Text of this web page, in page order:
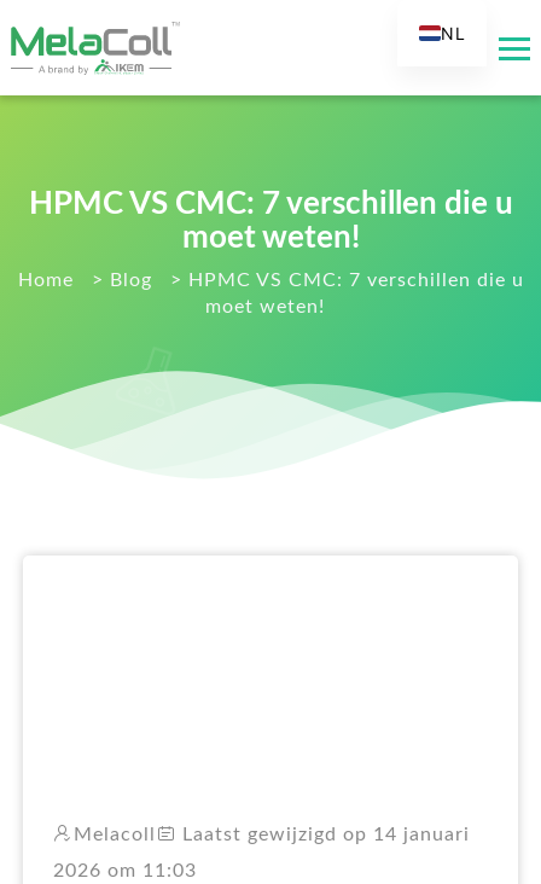
HPMC VS CMC: 7 verschillen die u
moet weten!
Home > Blog >
HPMC VS CMC: 7 verschillen die u
moet weten!
Melacoll
Laatst gewijzigd op 14 januari
2026 om 11:03
NL
ES
RU
FI